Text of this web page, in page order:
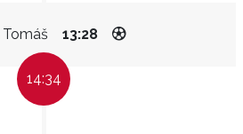
13:28
14:34